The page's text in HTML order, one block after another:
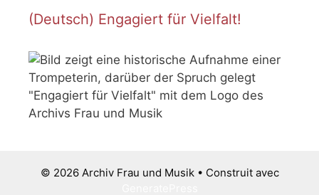
(Deutsch) Engagiert für Vielfalt!
© 2026 Archiv Frau und Musik• Construit avec